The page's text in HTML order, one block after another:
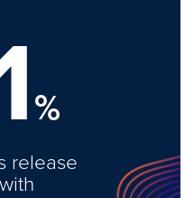
%
release